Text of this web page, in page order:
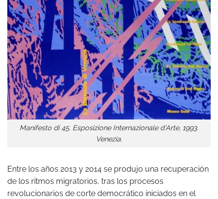
Manifesto di 45. Esposizione Internazionale d’Arte, 1993.
Venezia.
Entre los años 2013 y 2014 se produjo una recuperación
de los ritmos migratorios, tras los procesos
revolucionarios de corte democrático iniciados en el